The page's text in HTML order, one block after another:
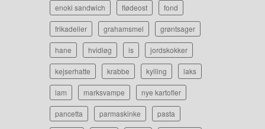
enoki sandwich flødeost fond
frikadeller grahamsmel grøntsager
hane hvidløg is jordskokker
kejserhatte krabbe kylling laks
lam marksvampe nye kartofler
pancetta parmaskinke pasta